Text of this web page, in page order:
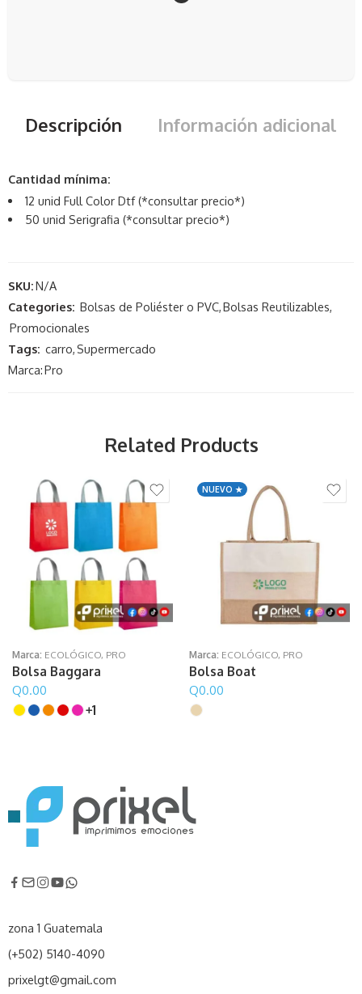
Descripción Información adicional
Cantidad mínima:
12 unid Full Color Dtf (*consultar precio*)
50 unid Serigrafia (*consultar precio*)
SKU:N/A
Categories: Bolsas de Poliéster o PVC,Bolsas Reutilizables,
Promocionales
Tags: carro,Supermercado
Marca:Pro
Related Products
Marca: ECOLÓGICO, PRO
Bolsa Baggara
Q0.00
1
NUEVO ★
Marca: ECOLÓGICO, PRO
Bolsa Boat
Q0.00
zona 1 Guatemala
(+502) 5140-4090
prixelgt@gmail.com